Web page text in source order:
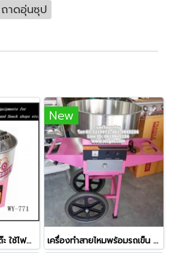
ถาดอุ่นซุป
เครื่องทำสายไหมตั้งโต๊ะ ใช้ไฟฟ้า ยี่ห้อเวอร์รี่
New
เครื่องทำสายไหมพร้อมรถเข็น ใช้ไฟฟ้า ยี่ห้อเวอร์รี่